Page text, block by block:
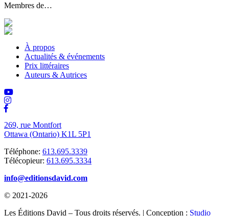
Membres de…
À propos
Actualités & événements
Prix littéraires
Auteurs & Autrices
269, rue Montfort
Ottawa (Ontario) K1L 5P1
Téléphone: 613.695.3339
Télécopieur: 613.695.3334
info@editionsdavid.com
© 2021-2026
Les Éditions David – Tous droits réservés. | Conception : Studio